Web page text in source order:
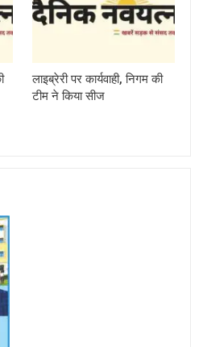
लाइब्रेरी पर कार्यवाही, निगम की
टीम ने किया सीज